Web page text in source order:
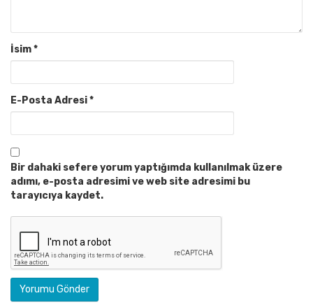
İsim*
E-Posta Adresi*
Bir dahaki sefere yorum yaptığımda kullanılmak üzere
adımı, e-posta adresimi ve web site adresimi bu
tarayıcıya kaydet.